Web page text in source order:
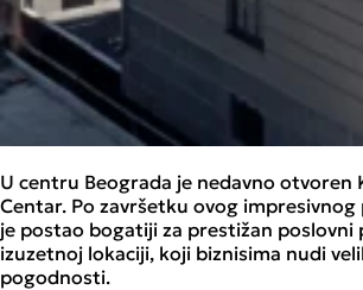
U centru Beograda je nedavno otvoren
Centar. Po završetku ovog
je postao bogatiji za prestižan poslovni
izuzetnoj lokaciji, koji biznisima nudi
pogodnosti.